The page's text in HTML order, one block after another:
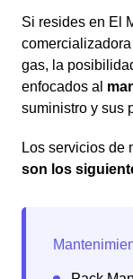
Si resides en El
gas, la
enfocados al
suministro y sus
Los servicios de
son los